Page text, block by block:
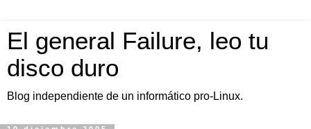
El general Failure, leo tu
disco duro
Blog independiente de un informático pro-Linux.